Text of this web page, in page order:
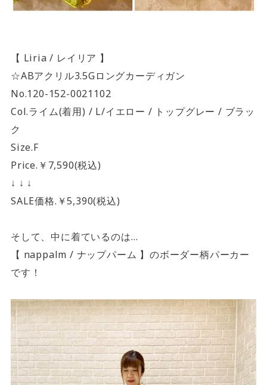
【 Liria / レイリア 】
☆ABアクリル3.5Gロングカーディガン
No.120-152-0021102
Col.ライム(着用) / L/イエロー / トップグレー / ブラッ
ク
Size.F
Price.￥7,590(税込)
↓ ↓ ↓
SALE価格.￥5,390(税込)
そして、中に着ているのは…
【 nappalm / ナップパーム 】のボーダー柄パーカー
です！